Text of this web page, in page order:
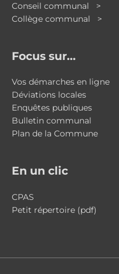
Conseil communal >
Collège communal >
Focus sur…
Vos démarches en ligne
Déviations locales
Enquêtes publiques
Bulletin communal
Plan de la Commune
En un clic
CPAS
Petit répertoire (pdf)